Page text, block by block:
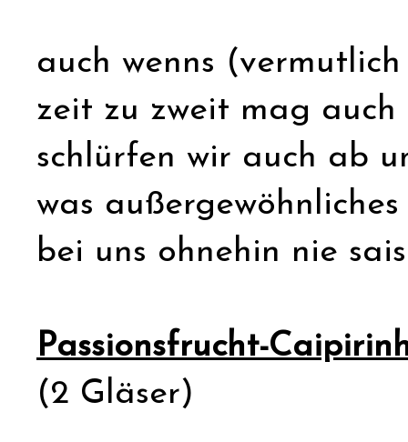
auch wenns
zeit zu zweit mag
schlürfen wir auch ab
was
bei uns ohnehin nie
Passionsfrucht-
(2 Gläser)